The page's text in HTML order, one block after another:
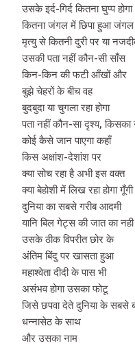
उसके इर्द-गिर्द कितना घुप्प होगा
कितना जंगल में छिपा हुआ जंगल
मृत्यु से कितनी दुरी पर या
उसकी पता नहीं कौन-सी साँस
किन-किन की फटी आँखों और
बुझे चेहरों के बीच वह
बुदबुदा या चुगला रहा होगा
पता नहीं कौन-सा दृश्य, किसका
कोई कैसे जान पाएगा कहाँ
किस अक्षांश-देशांश पर
क्या सोच रहा है अभी इस वक्त
क्या बेहोशी में लिख रहा होगा
दुनिया का सबसे गरीब आदमी
यानि बिल गेट्स की जात का नही
उसके ठीक विपरीत छोर के
अंतिम बिंदु पर खासता हुआ
महाश्वेता दीदी के पास भी
असंभव होगा उसका फोटू
जिसे छपवा देते दुनिया के सबसे
धन्नासेठ के साथ
और उसका नाम